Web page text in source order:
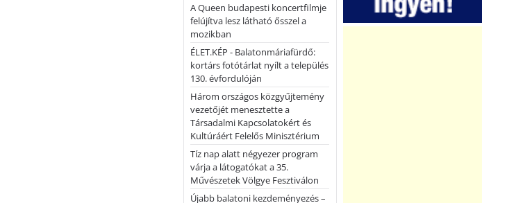
A Queen budapesti koncertfilmje
felújítva lesz látható ősszel a
mozikban
ÉLET.KÉP - Balatonmáriafürdő:
kortárs fotótárlat nyílt a település
130. évfordulóján
Három országos közgyűjtemény
vezetőjét menesztette a
Társadalmi Kapcsolatokért és
Kultúráért Felelős Minisztérium
Tíz nap alatt négyezer program
várja a látogatókat a 35.
Művészetek Völgye Fesztiválon
Újabb balatoni kezdeményezés –